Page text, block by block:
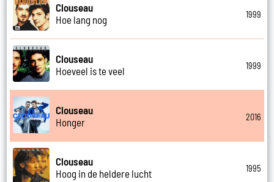
Clouseau
Hoe lang nog
1999
Clouseau
Hoeveel is te veel
1999
Clouseau
Honger
2016
Clouseau
Hoog in de heldere lucht
1995